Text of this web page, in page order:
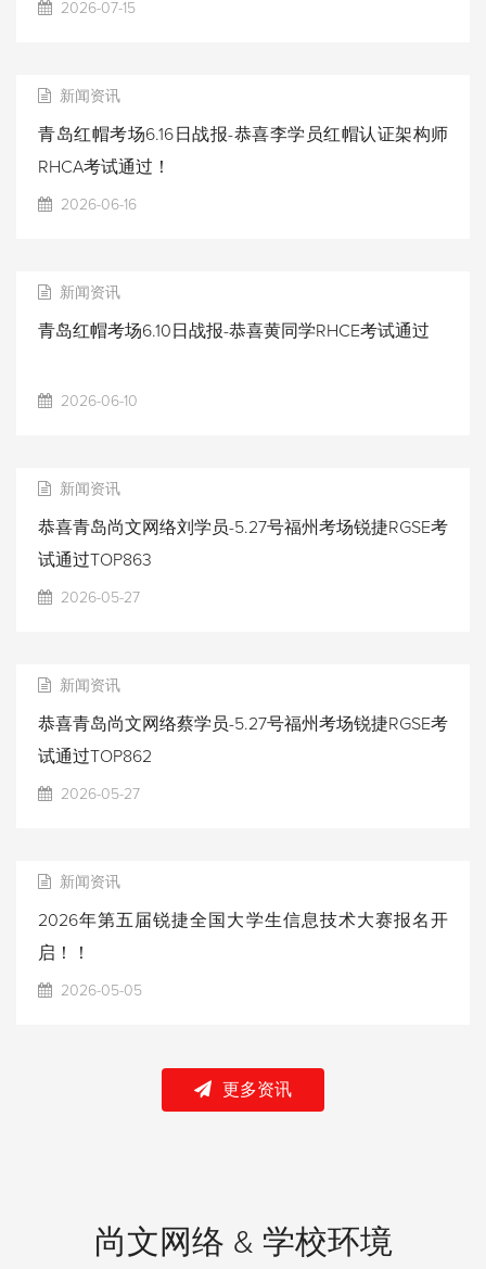
2026-07-15
新闻资讯
青岛红帽考场6.16日战报-恭喜李学员红帽认证架构师
RHCA考试通过！
2026-06-16
新闻资讯
青岛红帽考场6.10日战报-恭喜黄同学RHCE考试通过
2026-06-10
新闻资讯
恭喜青岛尚文网络刘学员-5.27号福州考场锐捷RGSE考
试通过TOP863
2026-05-27
新闻资讯
恭喜青岛尚文网络蔡学员-5.27号福州考场锐捷RGSE考
试通过TOP862
2026-05-27
新闻资讯
2026年第五届锐捷全国大学生信息技术大赛报名开
启！！
2026-05-05
更多资讯
尚文网络 & 学校环境